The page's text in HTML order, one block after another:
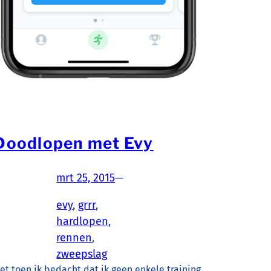
met Evy
mrt 25, 2015—
evy, grrr
hardlopen
rennen
zweepslag